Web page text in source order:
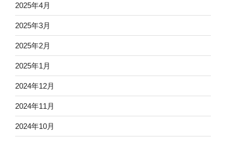
2025年4月
2025年3月
2025年2月
2025年1月
2024年12月
2024年11月
2024年10月